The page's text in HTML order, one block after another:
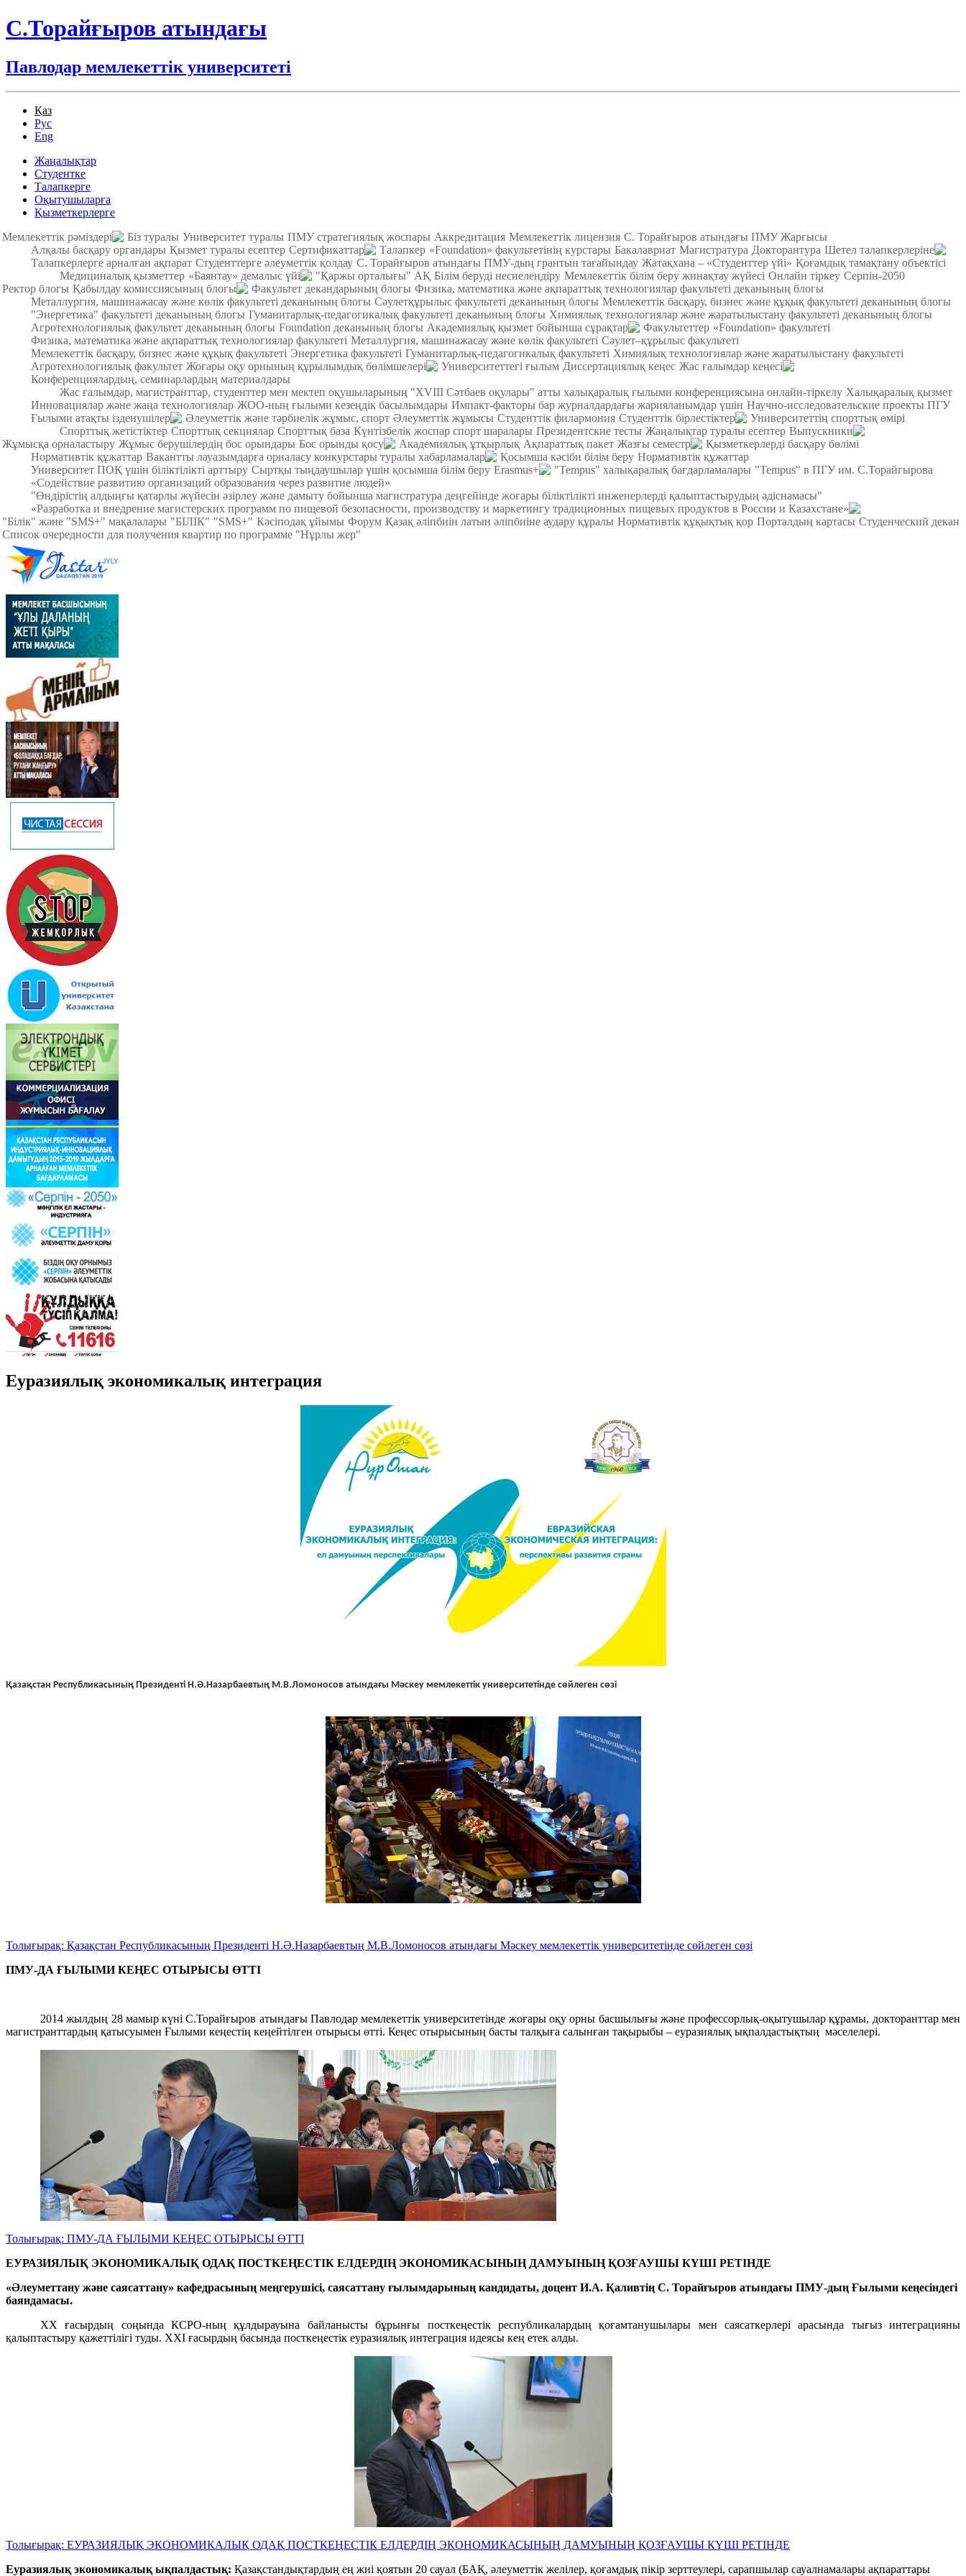
С.Торайғыров атындағы
Павлодар мемлекеттік университеті
Қаз
Рус
Eng
Жаңалықтар
Студентке
Талапкерге
Оқытушыларға
Қызметкерлерге
Мемлекеттік рәміздері
Біз туралы Университет туралы ПМУ стратегиялық жоспары Аккредитация Мемлекеттік лицензия С. Торайғыров атындағы ПМУ Жарғысы
Алқалы басқару органдары Қызмет туралы есептер Сертификаттар Талапкер «Foundation» факультетінің курстары Бакалавриат Магистратура Докторантура Шетел талапкерлеріне
Талапкерлерге арналған ақпарат Студенттерге әлеуметтік қолдау С. Торайғыров атындағы ПМУ-дың грантын тағайындау Жатақхана – «Студенттер үйі» Қоғамдық тамақтану объектісі
Медициналық қызметтер «Баянтау» демалыс үйі "Қаржы орталығы" АҚ Білім беруді несиелендіру Мемлекеттік білім беру жинақтау жүйесі Онлайн тіркеу Серпін-2050
Ректор блогы Қабылдау комиссиясының блогы Факультет декандарының блогы Физика, математика және ақпараттық технологиялар факультеті деканының блогы
Металлургия, машинажасау және көлік факультеті деканының блогы Cәулетқұрылыс факультеті деканының блогы Мемлекеттік басқару, бизнес және құқық факультеті деканының блогы
"Энергетика" факультеті деканының блогы Гуманитарлық-педагогикалық факультеті деканының блогы Химиялық технологиялар және жаратылыстану факультеті деканының блогы
Агротехнологиялық факультет деканының блогы Foundation деканының блогы Академиялық қызмет бойынша сұрақтар Факультеттер «Foundation» факультеті
Физика, математика және ақпараттық технологиялар факультеті Металлургия, машинажасау және көлік факультеті Cәулет–құрылыс факультеті
Мемлекеттік басқару, бизнес және құқық факультеті Энергетика факультеті Гуманитарлық-педагогикалық факультеті Химиялық технологиялар және жаратылыстану факультеті
Агротехнологиялық факультет Жоғары оқу орнының құрылымдық бөлімшелері Университеттегі ғылым Диссертациялық кеңес Жас ғалымдар кеңесі
Конференциялардың, семинарлардың материалдары
Жас ғалымдар, магистранттар, студенттер мен мектеп оқушыларының "XVIII Сәтбаев оқулары" атты халықаралық ғылыми конференциясына онлайн-тіркелу Халықаралық қызмет
Инновациялар және жаңа технологиялар ЖОО-ның ғылыми кезеңдік басылымдары Импакт-факторы бар журналдардағы жарияланымдар үшін Научно-исследовательские проекты ПГУ
Ғылыми атақты ізденушілер
Әлеуметтік және тәрбиелік жұмыс, спорт Әлеуметтік жұмысы Студенттік филармония Студенттік бірлестіктер
Университеттің спорттық өмірі
Спорттық жетістіктер Спорттық секциялар Спорттық база Күнтізбелік жоспар спорт шаралары Президентские тесты Жаңалықтар туралы есептер Выпускники
Жұмысқа орналастыру Жұмыс берушілердің бос орындары Бос орынды қосу Академиялық ұтқырлық Ақпараттық пакет Жазғы семестр
Қызметкерлерді басқару бөлімі
Нормативтік құжаттар Вакантты лауазымдарға орналасу конкурстары туралы хабарламалар Қосымша кәсіби білім беру Нормативтік құжаттар
Университет ПОҚ үшін біліктілікті арттыру Сыртқы тыңдаушылар үшін қосымша білім беру Erasmus+ "Tempus" халықаралық бағдарламалары "Tempus" в ПГУ им. С.Торайгырова
«Содействие развитию организаций образования через развитие людей»
"Өндірістің алдыңғы қатарлы жүйесін әзірлеу және дамыту бойынша магистратура деңгейінде жоғары біліктілікті инженерлерді қалыптастырудың әдіснамасы"
«Разработка и внедрение магистерских программ по пищевой безопасности, производству и маркетингу традиционных пищевых продуктов в России и Казахстане»
"Білік" және "SMS+" мақалалары "БІЛІК" "SMS+" Кәсіподақ ұйымы Форум Қазақ әліпбиін латын әліпбиіне аудару құралы Нормативтік құқықтық қор Порталдың картасы Студенческий декан
Список очередности для получения квартир по программе "Нұрлы жер"
Еуразиялық экономикалық интеграция
Қазақстан Республикасының Президенті Н.Ә.Назарбаевтың М.В.Ломоносов атындағы Мәскеу мемлекеттік университетінде сөйлеген сөзі
Толығырақ: Қазақстан Республикасының Президенті Н.Ә.Назарбаевтың М.В.Ломоносов атындағы Мәскеу мемлекеттік университетінде сөйлеген сөзі
ПМУ-ДА ҒЫЛЫМИ КЕҢЕС ОТЫРЫСЫ ӨТТІ
2014 жылдың 28 мамыр күні С.Торайғыров атындағы Павлодар мемлекеттік университетінде жоғары оқу орны басшылығы және профессорлық-оқытушылар құрамы, докторанттар мен
магистранттардың қатысуымен Ғылыми кеңестің кеңейтілген отырысы өтті. Кеңес отырысының басты талқыға салынған тақырыбы – еуразиялық ықпалдастықтың мәселелері.
Толығырақ: ПМУ-ДА ҒЫЛЫМИ КЕҢЕС ОТЫРЫСЫ ӨТТІ
ЕУРАЗИЯЛЫҚ ЭКОНОМИКАЛЫҚ ОДАҚ ПОСТКЕҢЕСТІК ЕЛДЕРДІҢ ЭКОНОМИКАСЫНЫҢ ДАМУЫНЫҢ ҚОЗҒАУШЫ КҮШІ РЕТІНДЕ
«Әлеуметтану және саясаттану» кафедрасының меңгерушісі, саясаттану ғылымдарының кандидаты, доцент И.А. Қаливтің С. Торайғыров атындағы ПМУ-дың Ғылыми кеңесіндегі
баяндамасы.
ХХ ғасырдың соңында КСРО-ның құлдырауына байланысты бұрынғы посткеңестік республикалардың қоғамтанушылары мен саясаткерлері арасында тығыз интеграцияны
қалыптастыру қажеттілігі туды. ХХІ ғасырдың басында посткеңестік еуразиялық интеграция идеясы кең етек алды.
Толығырақ: ЕУРАЗИЯЛЫҚ ЭКОНОМИКАЛЫҚ ОДАҚ ПОСТКЕҢЕСТІК ЕЛДЕРДІҢ ЭКОНОМИКАСЫНЫҢ ДАМУЫНЫҢ ҚОЗҒАУШЫ КҮШІ РЕТІНДЕ
Еуразиялық экономикалық ықпалдастық: Қазақстандықтардың ең жиі қоятын 20 сауал (БАҚ, əлеуметтік желілер, қоғамдық пікір зерттеулері, сарапшылар сауалнамалары ақпараттары